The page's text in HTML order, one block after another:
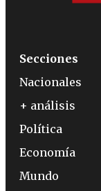
Secciones
Nacionales
+ análisis
Política
Economía
Mundo